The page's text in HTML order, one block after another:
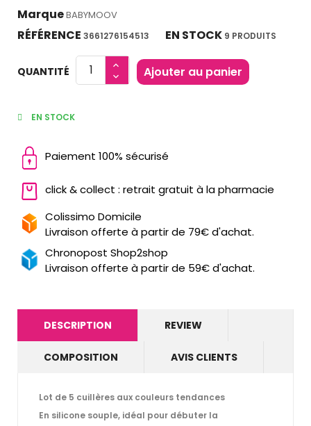
MarqueBABYMOOV
RÉFÉRENCE 3661276154513 EN STOCK 9 PRODUITS
QUANTITÉ Ajouter au panier
EN STOCK
Paiement 100% sécurisé
click & collect : retrait gratuit à la pharmacie
Colissimo Domicile
Livraison offerte à partir de 79€ d'achat.
Chronopost Shop2shop
Livraison offerte à partir de 59€ d'achat.
DESCRIPTION REVIEW
COMPOSITION AVIS CLIENTS
Lot de 5 cuillères aux couleurs tendances
En silicone souple, idéal pour débuter la